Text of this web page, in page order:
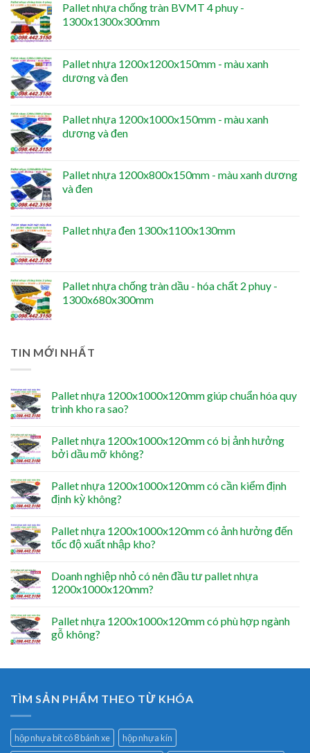
Pallet nhựa chống tràn BVMT 4 phuy -
1300x1300x300mm
Pallet nhựa 1200x1200x150mm - màu xanh
dương và đen
Pallet nhựa 1200x1000x150mm - màu xanh
dương và đen
Pallet nhựa 1200x800x150mm - màu xanh dương
và đen
Pallet nhựa đen 1300x1100x130mm
Pallet nhựa chống tràn dầu - hóa chất 2 phuy -
1300x680x300mm
TIN MỚI NHẤT
Pallet nhựa 1200x1000x120mm giúp chuẩn hóa quy
trình kho ra sao?
Pallet nhựa 1200x1000x120mm có bị ảnh hưởng
bởi dầu mỡ không?
Pallet nhựa 1200x1000x120mm có cần kiểm định
định kỳ không?
Pallet nhựa 1200x1000x120mm có ảnh hưởng đến
tốc độ xuất nhập kho?
Doanh nghiệp nhỏ có nên đầu tư pallet nhựa
1200x1000x120mm?
Pallet nhựa 1200x1000x120mm có phù hợp ngành
gỗ không?
TÌM SẢN PHẨM THEO TỪ KHÓA
hộp nhựa bít có 8 bánh xe
hộp nhựa kín